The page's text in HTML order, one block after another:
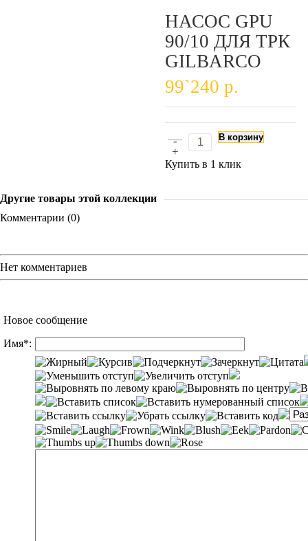
НАСОС GPU
90/10 ДЛЯ ТРК
GILBARCO
99`240 р.
-
+
В корзину
Купить в 1 клик
Другие товары этой коллекции
Комментарии (0)
Нет комментариев
Новое сообщение
Имя*: